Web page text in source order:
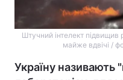
Штучний інтелект підвищив
майже вдвічі /
Україну називають